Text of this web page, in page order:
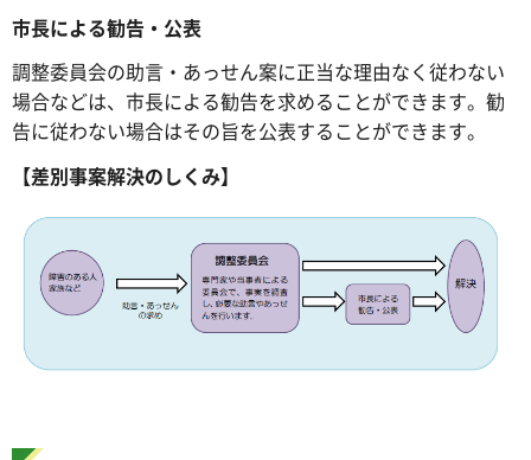
市長による勧告・公表
調整委員会の助言・あっせん案に正当な理由なく従わない
場合などは、市長による勧告を求めることができます。勧
告に従わない場合はその旨を公表することができます。
【差別事案解決のしくみ】